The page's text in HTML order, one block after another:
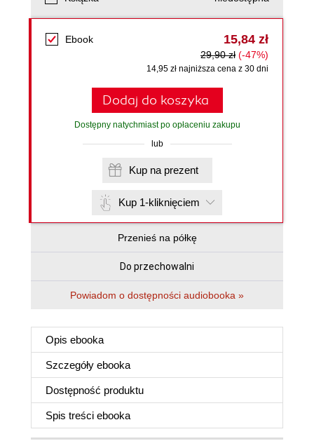
Ebook 15,84 zł
29,90 zł (-47%)
14,95 zł najniższa cena z 30 dni
Dodaj do koszyka
Dostępny natychmiast po opłaceniu zakupu
lub
Kup na prezent
Kup 1-kliknięciem
Przenieś na półkę
Do przechowalni
Powiadom o dostępności audiobooka »
Opis ebooka
Szczegóły ebooka
Dostępność produktu
Spis treści ebooka